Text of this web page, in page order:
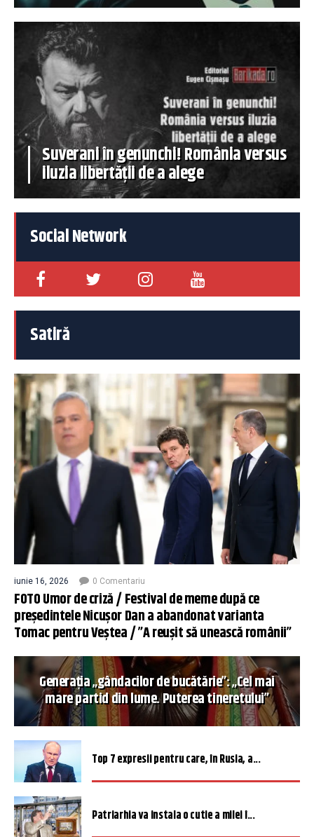
Suverani în genunchi! România versus
iluzia libertății de a alege
Social Network
Satiră
iunie 16, 2026 0 Comentariu
FOTO Umor de criză / Festival de meme după ce
președintele Nicușor Dan a abandonat varianta
Tomac pentru Veștea / ”A reușit să unească românii”
Generația „gândacilor de bucătărie”: „Cel mai
mare partid din lume. Puterea tineretului”
Top 7 expresii pentru care, în Rusia, a...
Patriarhia va instala o cutie a milei î...